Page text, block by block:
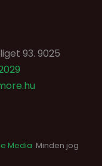
93. 9025
Media Minden jog